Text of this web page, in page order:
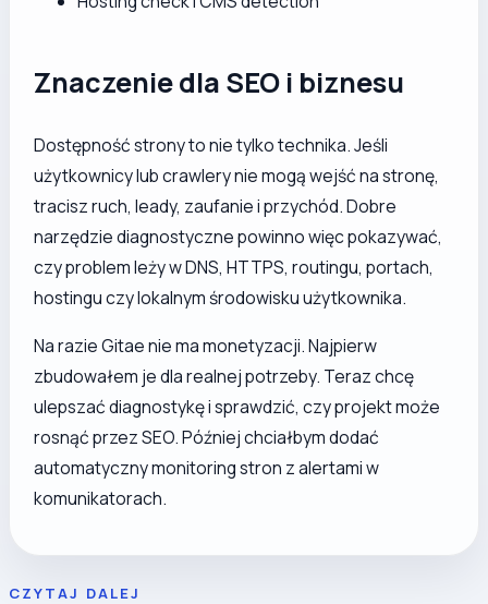
Znaczenie dla SEO i biznesu
Dostępność strony to nie tylko technika. Jeśli
użytkownicy lub crawlery nie mogą wejść na stronę,
tracisz ruch, leady, zaufanie i przychód. Dobre
narzędzie diagnostyczne powinno więc pokazywać,
czy problem leży w DNS, HTTPS, routingu, portach,
hostingu czy lokalnym środowisku użytkownika.
Na razie Gitae nie ma monetyzacji. Najpierw
zbudowałem je dla realnej potrzeby. Teraz chcę
ulepszać diagnostykę i sprawdzić, czy projekt może
rosnąć przez SEO. Później chciałbym dodać
automatyczny monitoring stron z alertami w
komunikatorach.
CZYTAJ DALEJ